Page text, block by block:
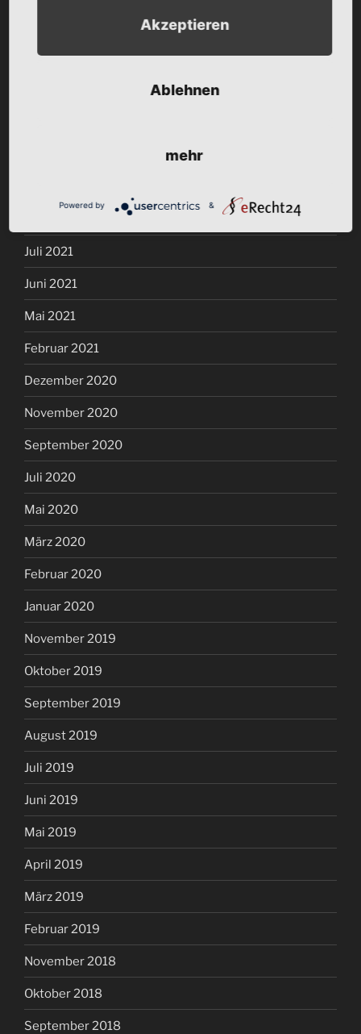
Januar 2022
Juli 2021
Juni 2021
Mai 2021
Februar 2021
Dezember 2020
November 2020
September 2020
Juli 2020
Mai 2020
März 2020
Februar 2020
Januar 2020
November 2019
Oktober 2019
September 2019
August 2019
Juli 2019
Juni 2019
Mai 2019
April 2019
März 2019
Februar 2019
November 2018
Oktober 2018
September 2018
Akzeptieren
Ablehnen
mehr
Powered by &